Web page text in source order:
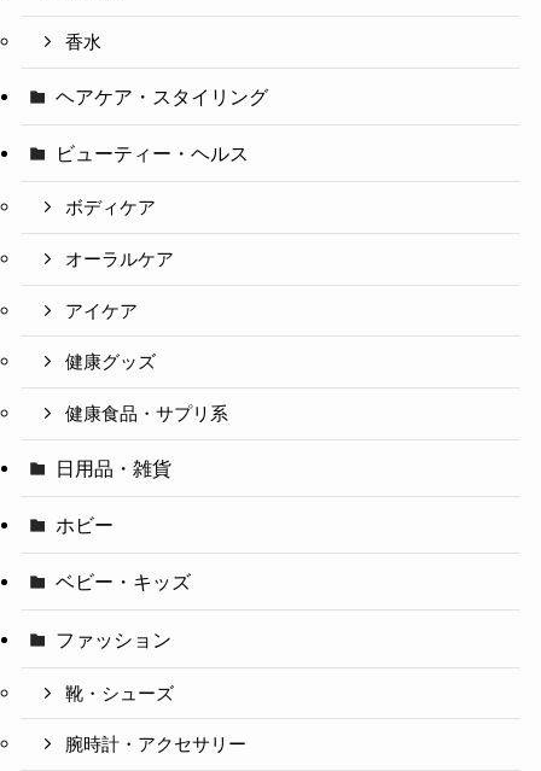
香水
ヘアケア・スタイリング
ビューティー・ヘルス
ボディケア
オーラルケア
アイケア
健康グッズ
健康食品・サプリ系
日用品・雑貨
ホビー
ベビー・キッズ
ファッション
靴・シューズ
腕時計・アクセサリー